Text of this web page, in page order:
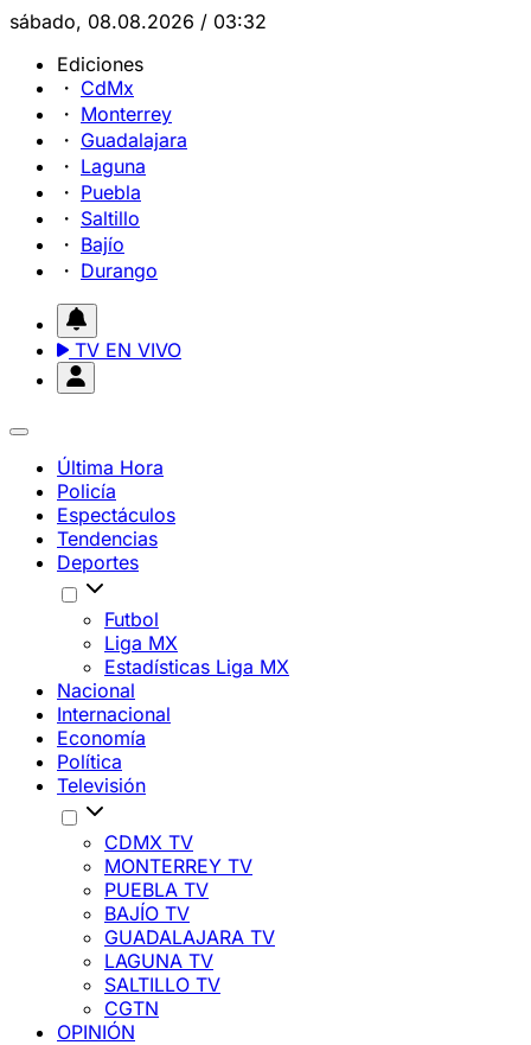
sábado, 08.08.2026 / 03:32
Ediciones
CdMx
Monterrey
Guadalajara
Laguna
Puebla
Saltillo
Bajío
Durango
TV EN VIVO
Última Hora
Policía
Espectáculos
Tendencias
Deportes
Futbol
Liga MX
Estadísticas Liga MX
Nacional
Internacional
Economía
Política
Televisión
CDMX TV
MONTERREY TV
PUEBLA TV
BAJÍO TV
GUADALAJARA TV
LAGUNA TV
SALTILLO TV
CGTN
OPINIÓN